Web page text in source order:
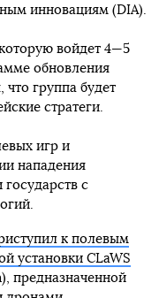
инновациям (DIA).
войдет 4—5
обновления
группа будет
стратеги.
игр и
нападения
с
к полевым
установки CLaWS
предназначенной